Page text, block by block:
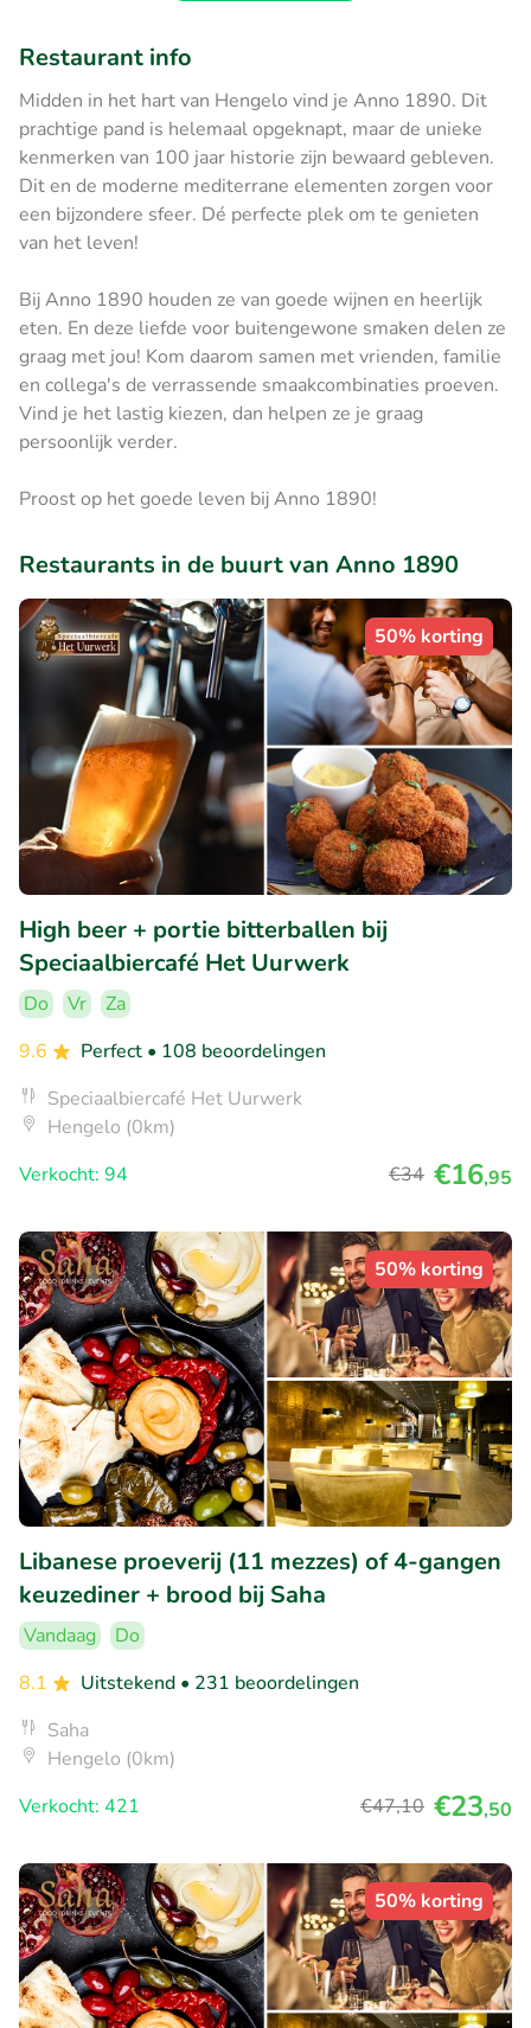
Restaurant info
Midden in het hart van Hengelo vind je Anno 1890. Dit
prachtige pand is helemaal opgeknapt, maar de unieke
kenmerken van 100 jaar historie zijn bewaard gebleven.
Dit en de moderne mediterrane elementen zorgen voor
een bijzondere sfeer. Dé perfecte plek om te genieten
van het leven!
Bij Anno 1890 houden ze van goede wijnen en heerlijk
eten. En deze liefde voor buitengewone smaken delen ze
graag met jou! Kom daarom samen met vrienden, familie
en collega's de verrassende smaakcombinaties proeven.
Vind je het lastig kiezen, dan helpen ze je graag
persoonlijk verder.
Proost op het goede leven bij Anno 1890!
Restaurants in de buurt van Anno 1890
50% korting
High beer + portie bitterballen bij
Speciaalbiercafé Het Uurwerk
Do Vr
Za
9.6
Perfect • 108 beoordelingen
Speciaalbiercafé Het Uurwerk
Hengelo (0km)
Verkocht: 94
€34 €16,95
50% korting
Libanese proeverij (11 mezzes) of 4-gangen
keuzediner + brood bij Saha
Vandaag
Do
8.1
Uitstekend • 231 beoordelingen
Saha
Hengelo (0km)
Verkocht: 421
€47,10 €23,50
50% korting